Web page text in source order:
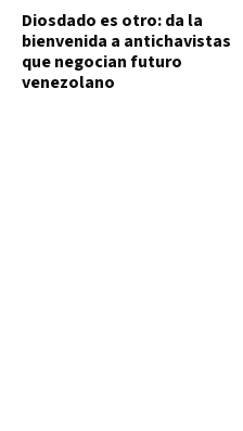
Diosdado es otro: da la
bienvenida a antichavistas
que negocian futuro
venezolano